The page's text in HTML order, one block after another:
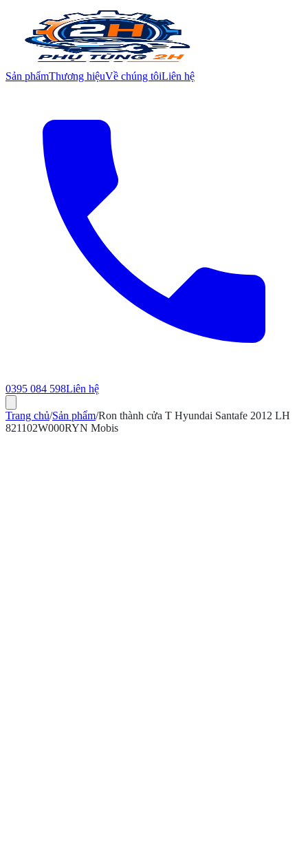
Sản phẩmThương hiệuVề chúng tôiLiên hệ
0395 084 598Liên hệ
Trang chủ/Sản phẩm/Ron thành cửa T Hyundai Santafe 2012 LH
821102W000RYN Mobis